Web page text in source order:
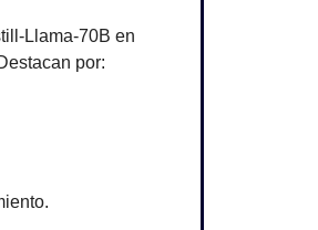
Llama-70B en
por: